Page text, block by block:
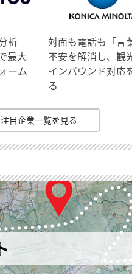
析
最大
ーム
対面も電話も「言
不安を解消し、観
インバウンド対応
る
注目企業一覧を見る